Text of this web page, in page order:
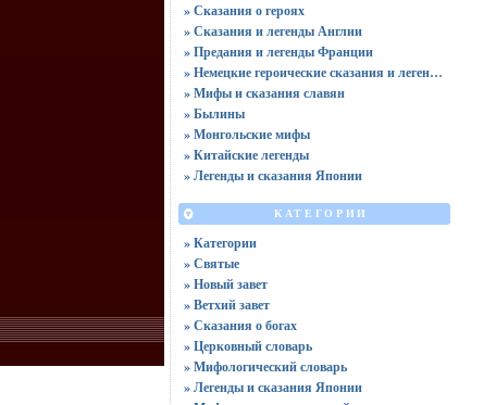
» Сказания о героях
» Сказания и легенды Англии
» Предания и легенды Франции
» Немецкие героические сказания и легенды
» Мифы и сказания славян
» Былины
» Монгольские мифы
» Китайские легенды
» Легенды и сказания Японии
КАТЕГОРИИ
» Категории
» Святые
» Новый завет
» Ветхий завет
» Сказания о богах
» Церковный словарь
» Мифологический словарь
» Легенды и сказания Японии